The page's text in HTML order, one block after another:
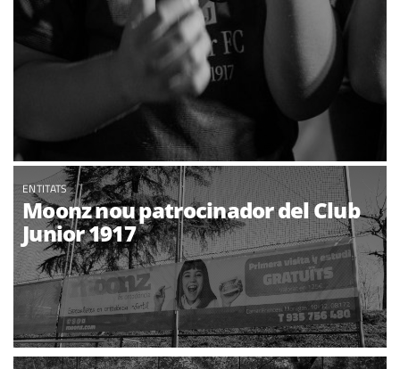
ENTITATS
Moonz nou patrocinador del Club
Junior 1917